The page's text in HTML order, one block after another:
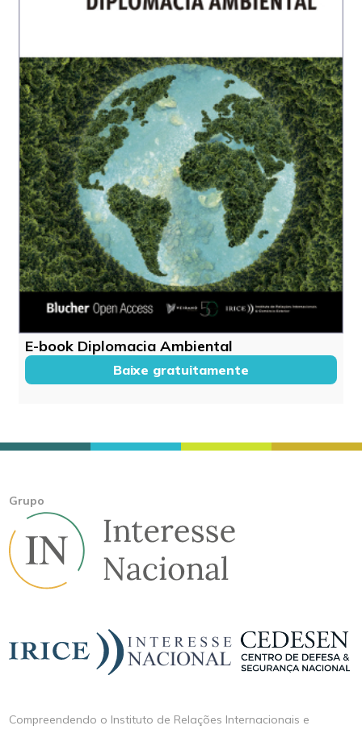
E-book Diplomacia Ambiental
Baixe gratuitamente
Grupo
Compreendendo o Instituto de Relações Internacionais e